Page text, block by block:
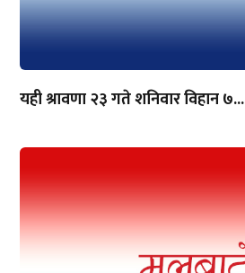
यही श्रावणा २३ गते शनिवार विहान ७...